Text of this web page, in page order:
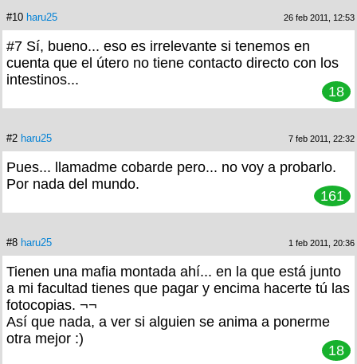
#10 haru25 26 feb 2011, 12:53
#7 Sí, bueno... eso es irrelevante si tenemos en
cuenta que el útero no tiene contacto directo con los
intestinos...
18
#2 haru25 7 feb 2011, 22:32
Pues... llamadme cobarde pero... no voy a probarlo.
Por nada del mundo.
161
#8 haru25 1 feb 2011, 20:36
Tienen una mafia montada ahí... en la que está junto
a mi facultad tienes que pagar y encima hacerte tú las
fotocopias. ¬¬
Así que nada, a ver si alguien se anima a ponerme
otra mejor :)
18